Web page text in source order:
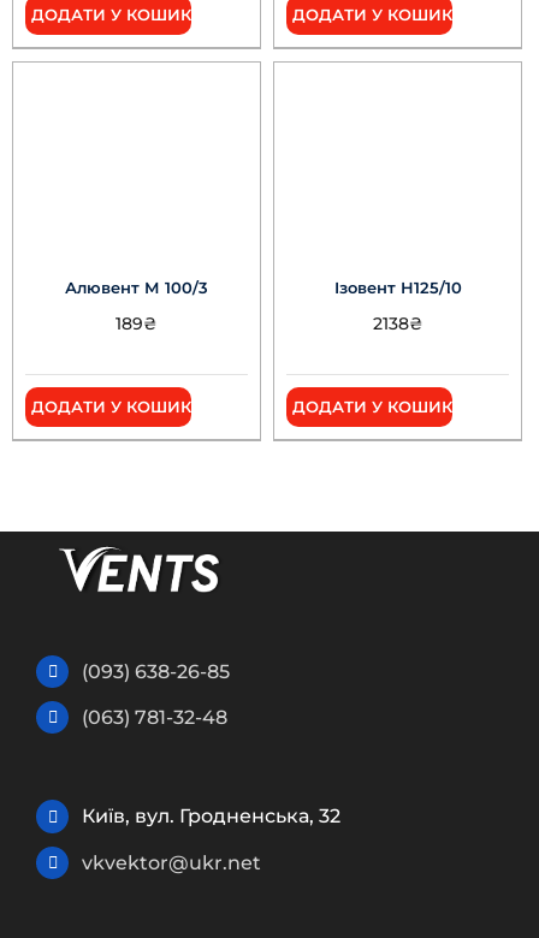
ДОДАТИ У КОШИК ДОДАТИ У КОШИК
Алювент М 100/3
189₴
ДОДАТИ У КОШИК
Ізовент Н125/10
2138₴
ДОДАТИ У КОШИК
(093) 638-26-85
(063) 781-32-48
Київ, вул. Гродненська, 32
vkvektor@ukr.net